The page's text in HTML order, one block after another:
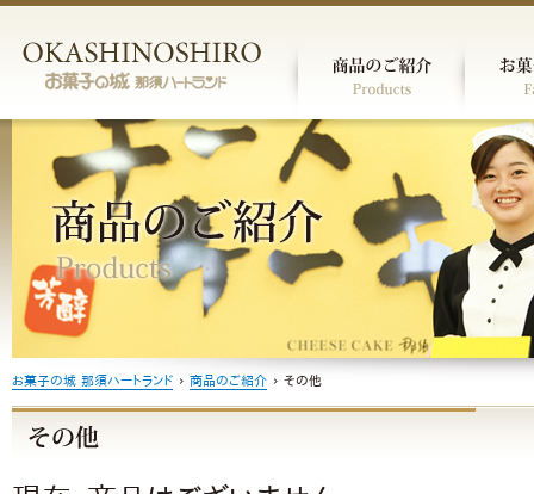
お菓子の城 那須ハートランド › 商品のご紹介 › その他